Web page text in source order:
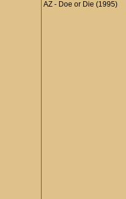
AZ - Doe or Die (1995)